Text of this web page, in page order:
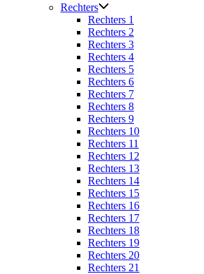
Rechters
Rechters 1
Rechters 2
Rechters 3
Rechters 4
Rechters 5
Rechters 6
Rechters 7
Rechters 8
Rechters 9
Rechters 10
Rechters 11
Rechters 12
Rechters 13
Rechters 14
Rechters 15
Rechters 16
Rechters 17
Rechters 18
Rechters 19
Rechters 20
Rechters 21